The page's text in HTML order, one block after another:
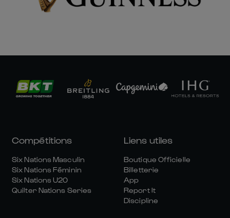
Compétitions
Six Nations Masculin
Six Nations Féminin
Six Nations U20
Quilter Nations Series
Liens utiles
Boutique Officielle
Billetterie
App
Report It
Discipline